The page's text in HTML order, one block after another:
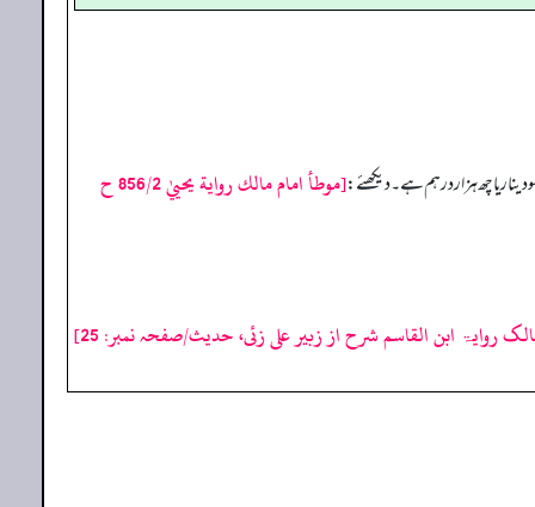
یا چھ ہزار درہم ہے۔ دیکھئے: [موطأ امام مالك رواية يحييٰ 856/2 ح
روایۃ ابن القاسم شرح از زبیر علی زئی، حدیث/صفحہ نمبر: 25]